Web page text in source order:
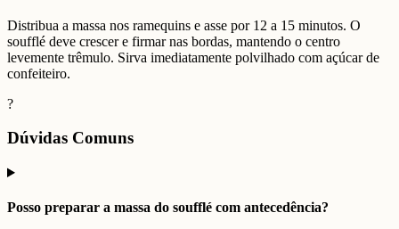
Distribua a massa nos ramequins e asse por 12 a 15 minutos. O
soufflé deve crescer e firmar nas bordas, mantendo o centro
levemente trêmulo. Sirva imediatamente polvilhado com açúcar de
confeiteiro.
?
Dúvidas Comuns
Posso preparar a massa do soufflé com antecedência?